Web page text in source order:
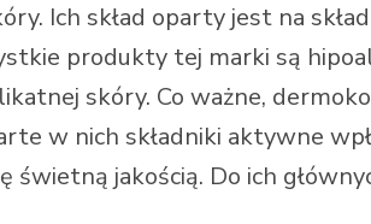
Ich skład oparty jest na
produkty tej marki są
skóry. Co ważne,
w nich składniki aktywne
świetną jakością. Do ich